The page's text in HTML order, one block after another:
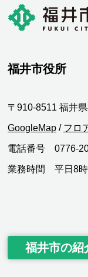
福井市役所
〒910-8511 福井
GoogleMap / フロ
電話番号 0776-
業務時間 平日8時
福井市の紹